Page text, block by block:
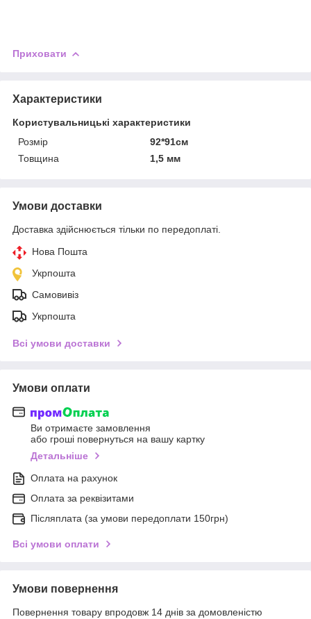
Приховати
Характеристики
Користувальницькі характеристики
Розмір
92*91см
Товщина
1,5 мм
Умови доставки
Доставка здійснюється тільки по передоплаті.
Нова Пошта
Укрпошта
Самовивіз
Укрпошта
Всі умови доставки
Умови оплати
Ви отримаєте замовлення
або гроші повернуться на вашу картку
Детальніше
Оплата на рахунок
Оплата за реквізитами
Післяплата (за умови передоплати 150грн)
Всі умови оплати
Умови повернення
Повернення товару впродовж 14 днів за домовленістю